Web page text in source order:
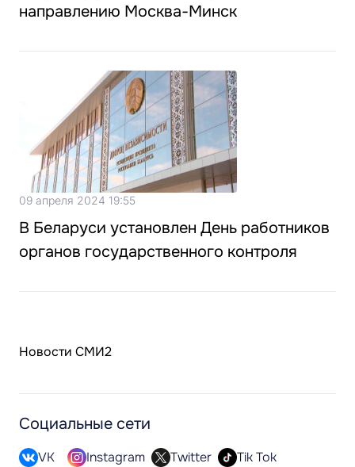
направлению Москва-Минск
09 апреля 2024 19:55
В Беларуси установлен День работников
органов государственного контроля
Новости СМИ2
Социальные сети
VK Instagram Twitter
Tik Tok